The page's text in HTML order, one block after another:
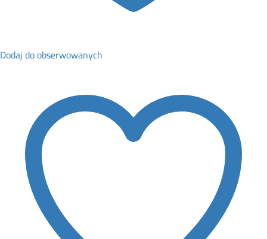
Dodaj do obserwowanych